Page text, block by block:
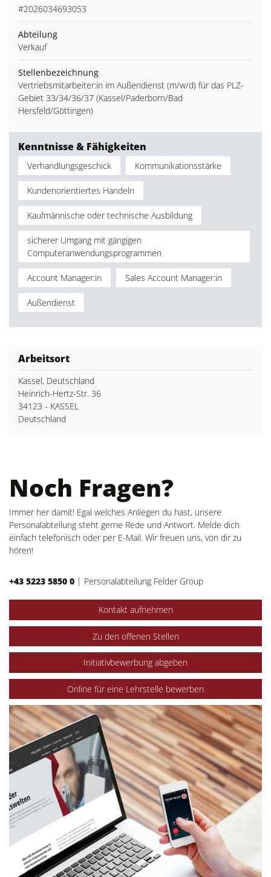
#2026034693053
Abteilung
Verkauf
Stellenbezeichnung
Vertriebsmitarbeiter:in im Außendienst (m/w/d) für das PLZ-
Gebiet 33/34/36/37 (Kassel/Paderborn/Bad
Hersfeld/Göttingen)
Kenntnisse & Fähigkeiten
Verhandlungsgeschick Kommunikationsstärke
Kundenorientiertes Handeln
Kaufmännische oder technische Ausbildung
sicherer Umgang mit gängigen
Computeranwendungsprogrammen
Account Manager:in Sales Account Manager:in
Außendienst
Arbeitsort
Kassel, Deutschland
Heinrich-Hertz-Str. 36
34123 - KASSEL
Deutschland
Noch Fragen?
Immer her damit! Egal welches Anliegen du hast, unsere
Personalabteilung steht gerne Rede und Antwort. Melde dich
einfach telefonisch oder per E-Mail. Wir freuen uns, von dir zu
hören!
+43 5223 5850 0 | Personalabteilung Felder Group
Kontakt aufnehmen
Zu den offenen Stellen
Initiativbewerbung abgeben
Online für eine Lehrstelle bewerben